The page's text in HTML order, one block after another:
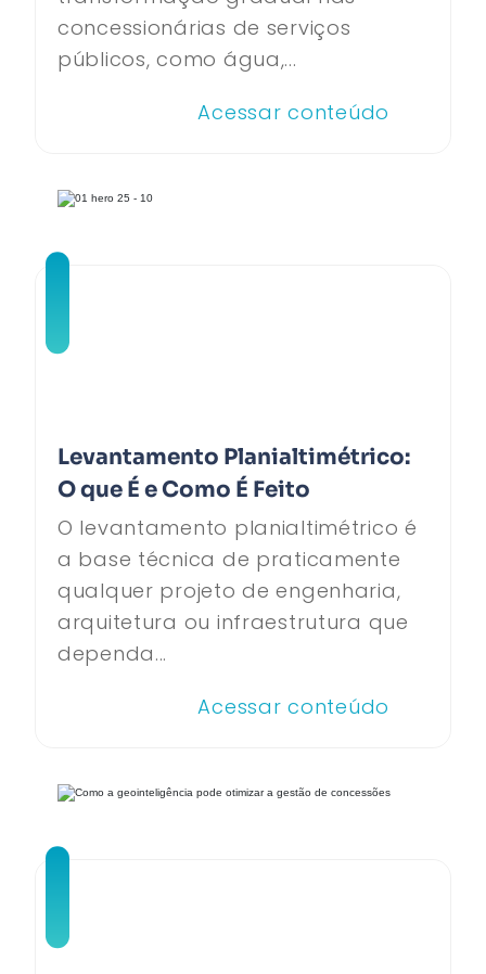
concessionárias de serviços
públicos, como água,...
Acessar conteúdo
Levantamento Planialtimétrico:
O que É e Como É Feito
O levantamento planialtimétrico é
a base técnica de praticamente
qualquer projeto de engenharia,
arquitetura ou infraestrutura que
dependa...
Acessar conteúdo